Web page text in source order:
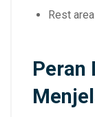
Rest
Peran